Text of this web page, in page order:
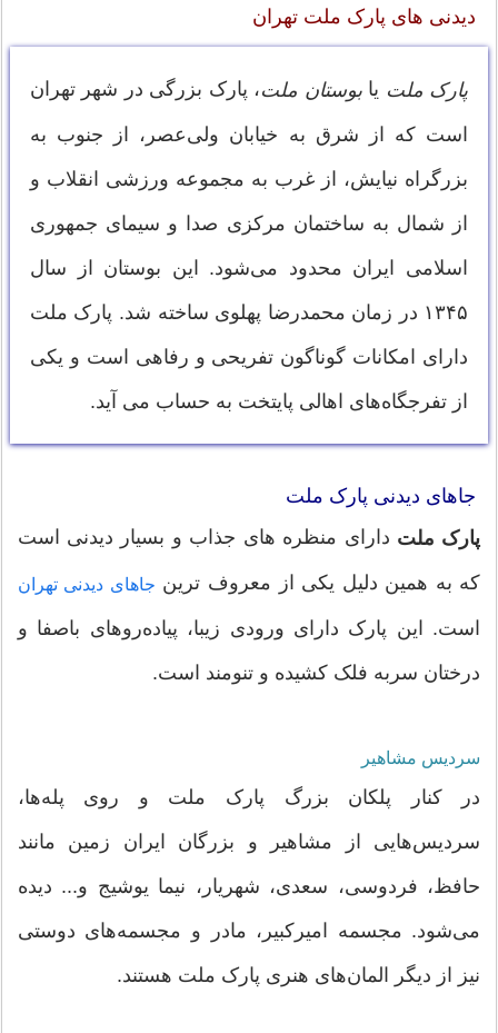
دیدنی های پارک ملت تهران
پارک ملت یابوستان ملت، پارک بزرگی در شهر تهران
است که از شرق به خیابان ولی‌عصر، از جنوب به
بزرگراه نیایش، از غرب به مجموعه ورزشی انقلاب و
از شمال به ساختمان مرکزی صدا و سیمای جمهوری
اسلامی ایران محدود می‌شود. این بوستان از سال
۱۳۴۵ در زمان محمدرضا پهلوی ساخته شد. پارک ملت
دارای امکانات گوناگون تفریحی و رفاهی است و یکی
از تفرجگاه‌های اهالی پایتخت به حساب می آید.
جاهای دیدنی پارک ملت
پارک ملت دارای منظره های جذاب و بسیار دیدنی است
که به همین دلیل یکی از معروف ترین جاهای دیدنی تهران
است. این پارک دارای ورودی زیبا، پیاده‌روهای باصفا و
درختان سربه فلک کشیده و تنومند است.
سردیس مشاهیر
در کنار پلکان بزرگ پارک ملت و روی پله‌ها،
سردیس‌هایی از مشاهیر و بزرگان ایران زمین مانند
حافظ، فردوسی، سعدی، شهریار، نیما یوشیج و... دیده
می‌شود. مجسمه امیرکبیر، مادر و مجسمه‌های دوستی
نیز از دیگر المان‌های هنری پارک ملت هستند.